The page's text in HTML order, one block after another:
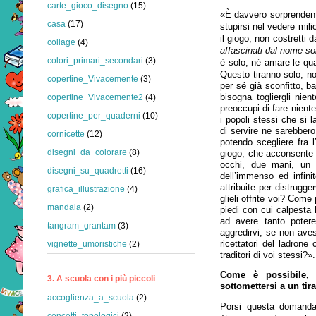
«È davvero
stupirsi nel vedere
il giogo, non costretti
affascinati dal nome
è solo, né amare le
Questo tiranno solo,
per sé già sconfitto,
bisogna togliergli
preoccupi di fare
i popoli stessi che si
di servire ne
potendo scegliere fra
giogo; che
occhi, due mani, un
dell’immenso ed
attribuite per
glieli offrite voi? Come
piedi con cui
ad avere tanto
aggredirvi, se non
ricettatori del ladrone
traditori di voi stessi?».
Come è
sottomettersi a un
Porsi questa
carte_gioco_disegno (15)
casa (17)
collage (4)
colori_primari_secondari (3)
copertine_Vivacemente (3)
copertine_Vivacemente2 (4)
copertine_per_quaderni (10)
cornicette (12)
disegni_da_colorare (8)
disegni_su_quadretti (16)
grafica_illustrazione (4)
mandala (2)
tangram_grantam (3)
vignette_umoristiche (2)
3. A scuola con i più piccoli
accoglienza_a_scuola (2)